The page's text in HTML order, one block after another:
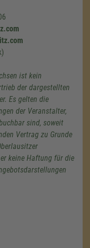
ist kein
der dargestellten
Es gelten die
der Veranstalter,
sind, soweit
Vertrag zu Grunde
keine Haftung für die